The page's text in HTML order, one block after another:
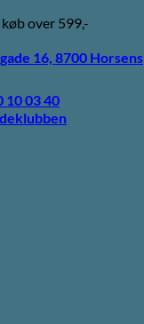
over 599,-
16, 8700 Horsens
10 03 40